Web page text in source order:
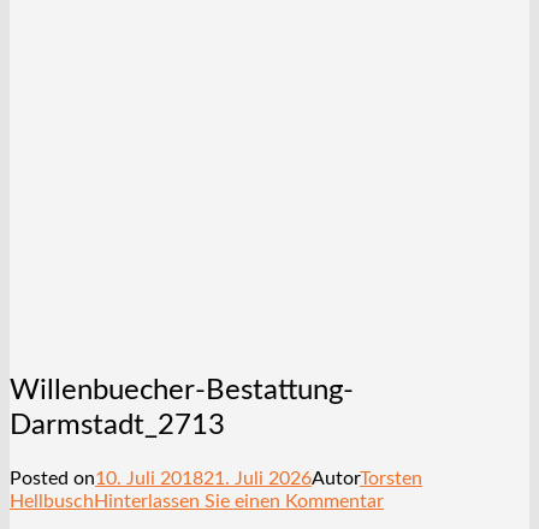
Willenbuecher-Bestattung-
Darmstadt_2713
Posted on10. Juli 201821. Juli 2026AutorTorsten
Hellbusch Hinterlassen Sie einen Kommentar